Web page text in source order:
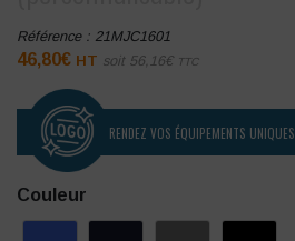
Référence : 21MJC1601
46,80€ HT soit 56,16€ TTC
RENDEZ VOS ÉQUIPEMENTS UNIQUES
Couleur